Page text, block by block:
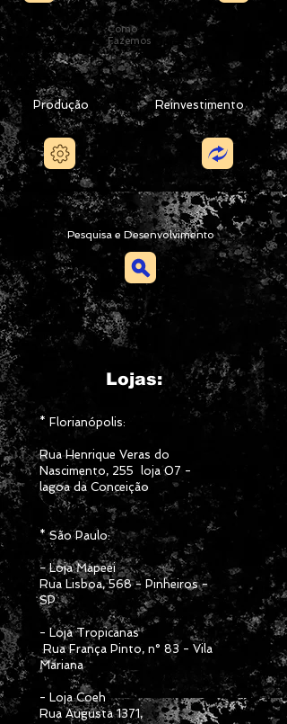
Como
Fazemos
Produção Reinvestimento
Pesquisa e Desenvolvimento
Lojas:
* Florianópolis:
Rua Henrique Veras do
Nascimento, 255 loja 07 -
lagoa da Conceição
* São Paulo:
- Loja Mapeei
Rua Lisboa, 568 - Pinheiros -
SP
- Loja Tropicanas
Rua França Pinto, n° 83 - Vila
Mariana
- Loja Coeh
Rua Augusta 1371,